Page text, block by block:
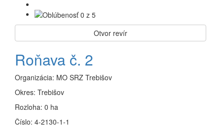
Otvor revír
Roňava č. 2
Organizácia: MO SRZ Trebišov
Okres: Trebišov
Rozloha: 0 ha
Číslo: 4-2130-1-1